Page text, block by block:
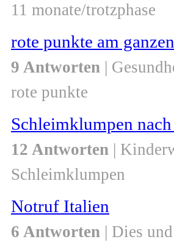
11 monate/trotzphase
rote punkte am
9 Antworten |
rote punkte
Schleimklumpen nach
12 Antworten |
Schleimklumpen
Notruf Italien
6 Antworten | Dies